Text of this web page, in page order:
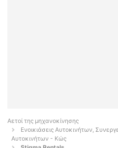
Αετοί της μηχανοκίνησης
Ενοικιάσεις Αυτοκινήτων,
Αυτοκινήτων - Κώς